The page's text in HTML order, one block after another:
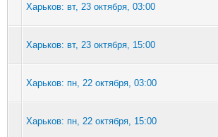
Харьков: вт, 23 октября, 03:00
Харьков: вт, 23 октября, 15:00
Харьков: пн, 22 октября, 03:00
Харьков: пн, 22 октября, 15:00